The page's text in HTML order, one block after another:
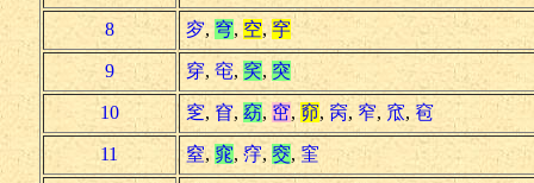
8 穸, 穹, 空,穻
9 穿, 窀, 穾, 突
10 窆, 窅, 窈, 窋, 窌, 窉, 窄, 窊, 窇
11 窒, 窕, 窏, 窔,窐